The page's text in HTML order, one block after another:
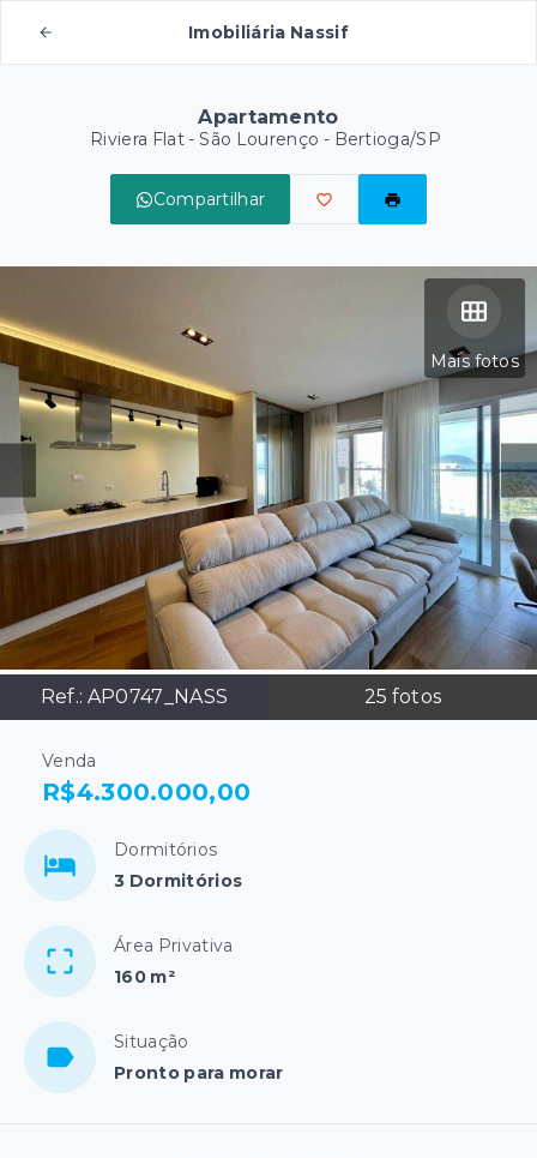
Imobiliária Nassif
Apartamento
Riviera Flat -São Lourenço - Bertioga/SP
Compartilhar
Mais fotos
Ref.: AP0747_NASS 25 fotos
Venda
R$4.300.000,00
Dormitórios
3 Dormitórios
Área Privativa
160 m²
Situação
Pronto para morar